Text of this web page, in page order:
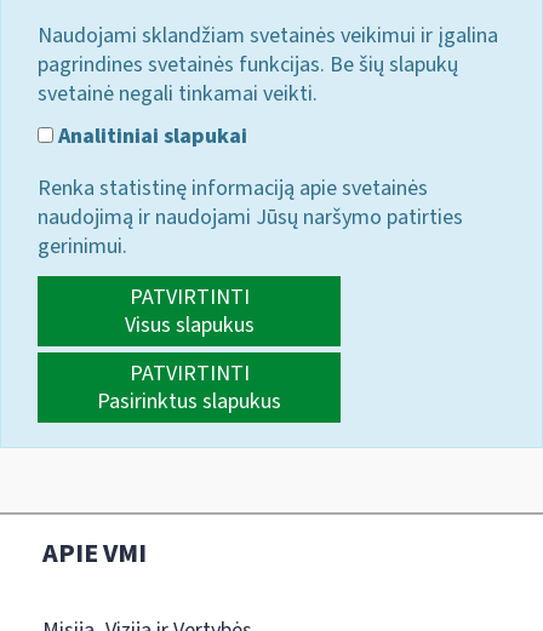
Naudojami sklandžiam svetainės veikimui ir įgalina
pagrindines svetainės funkcijas. Be šių slapukų
svetainė negali tinkamai veikti.
Analitiniai slapukai
Renka statistinę informaciją apie svetainės
naudojimą ir naudojami Jūsų naršymo patirties
gerinimui.
PATVIRTINTI
Visus slapukus
PATVIRTINTI
Pasirinktus slapukus
APIE VMI